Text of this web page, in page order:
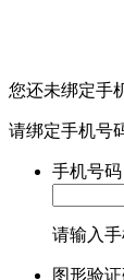
您还未绑定手
请绑定手机号
手机号码
请输入
图形验证